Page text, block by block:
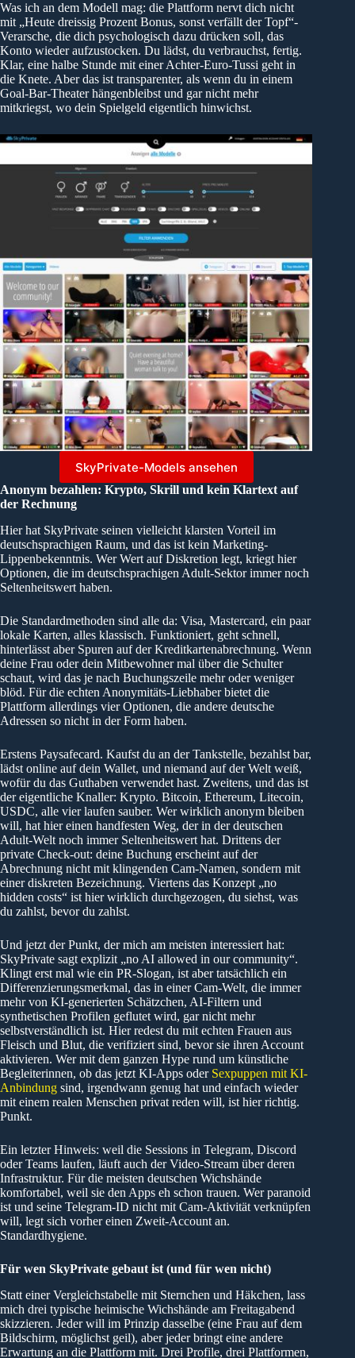
Was ich an dem Modell mag: die Plattform nervt dich nicht
mit „Heute dreissig Prozent Bonus, sonst verfällt der Topf“-
Verarsche, die dich psychologisch dazu drücken soll, das
Konto wieder aufzustocken. Du lädst, du verbrauchst, fertig.
Klar, eine halbe Stunde mit einer Achter-Euro-Tussi geht in
die Knete. Aber das ist transparenter, als wenn du in einem
Goal-Bar-Theater hängenbleibst und gar nicht mehr
mitkriegst, wo dein Spielgeld eigentlich hinwichst.
SkyPrivate-Models ansehen
Anonym bezahlen: Krypto, Skrill und kein Klartext auf
der Rechnung
Hier hat SkyPrivate seinen vielleicht klarsten Vorteil im
deutschsprachigen Raum, und das ist kein Marketing-
Lippenbekenntnis. Wer Wert auf Diskretion legt, kriegt hier
Optionen, die im deutschsprachigen Adult-Sektor immer noch
Seltenheitswert haben.
Die Standardmethoden sind alle da: Visa, Mastercard, ein paar
lokale Karten, alles klassisch. Funktioniert, geht schnell,
hinterlässt aber Spuren auf der Kreditkartenabrechnung. Wenn
deine Frau oder dein Mitbewohner mal über die Schulter
schaut, wird das je nach Buchungszeile mehr oder weniger
blöd. Für die echten Anonymitäts-Liebhaber bietet die
Plattform allerdings vier Optionen, die andere deutsche
Adressen so nicht in der Form haben.
Erstens Paysafecard. Kaufst du an der Tankstelle, bezahlst bar,
lädst online auf dein Wallet, und niemand auf der Welt weiß,
wofür du das Guthaben verwendet hast. Zweitens, und das ist
der eigentliche Knaller: Krypto. Bitcoin, Ethereum, Litecoin,
USDC, alle vier laufen sauber. Wer wirklich anonym bleiben
will, hat hier einen handfesten Weg, der in der deutschen
Adult-Welt noch immer Seltenheitswert hat. Drittens der
private Check-out: deine Buchung erscheint auf der
Abrechnung nicht mit klingenden Cam-Namen, sondern mit
einer diskreten Bezeichnung. Viertens das Konzept „no
hidden costs“ ist hier wirklich durchgezogen, du siehst, was
du zahlst, bevor du zahlst.
Und jetzt der Punkt, der mich am meisten interessiert hat:
SkyPrivate sagt explizit „no AI allowed in our community“.
Klingt erst mal wie ein PR-Slogan, ist aber tatsächlich ein
Differenzierungsmerkmal, das in einer Cam-Welt, die immer
mehr von KI-generierten Schätzchen, AI-Filtern und
synthetischen Profilen geflutet wird, gar nicht mehr
selbstverständlich ist. Hier redest du mit echten Frauen aus
Fleisch und Blut, die verifiziert sind, bevor sie ihren Account
aktivieren. Wer mit dem ganzen Hype rund um künstliche
Begleiterinnen, ob das jetzt KI-Apps oder Sexpuppen mit KI-
Anbindung sind, irgendwann genug hat und einfach wieder
mit einem realen Menschen privat reden will, ist hier richtig.
Punkt.
Ein letzter Hinweis: weil die Sessions in Telegram, Discord
oder Teams laufen, läuft auch der Video-Stream über deren
Infrastruktur. Für die meisten deutschen Wichshände
komfortabel, weil sie den Apps eh schon trauen. Wer paranoid
ist und seine Telegram-ID nicht mit Cam-Aktivität verknüpfen
will, legt sich vorher einen Zweit-Account an.
Standardhygiene.
Für wen SkyPrivate gebaut ist (und für wen nicht)
Statt einer Vergleichstabelle mit Sternchen und Häkchen, lass
mich drei typische heimische Wichshände am Freitagabend
skizzieren. Jeder will im Prinzip dasselbe (eine Frau auf dem
Bildschirm, möglichst geil), aber jeder bringt eine andere
Erwartung an die Plattform mit. Drei Profile, drei Plattformen,